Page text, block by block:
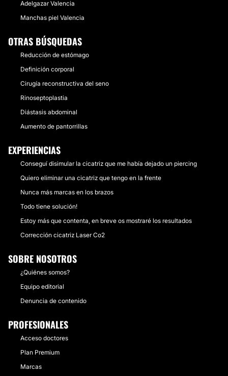
Adelgazar Valencia
Manchas piel Valencia
OTRAS BÚSQUEDAS
Reducción de estómago
Definición corporal
Cirugía reconstructiva del seno
Rinoseptoplastia
Diástasis abdominal
Aumento de pantorrillas
EXPERIENCIAS
Conseguí disimular la cicatriz que me había dejado un piercing
Quiero eliminar una cicatriz que tengo en la frente
Nunca más marcas en los brazos
Todo tiene solución!
Estoy más que contenta, en breve os mostraré los resultados
Corrección cicatriz Laser Co2
SOBRE NOSOTROS
¿Quiénes somos?
Equipo editorial
Denuncia de contenido
PROFESIONALES
Acceso doctores
Plan Premium
Marcas